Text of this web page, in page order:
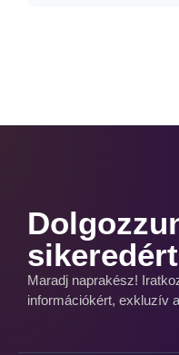
Maradj naprakész!
információkért, exkluzív